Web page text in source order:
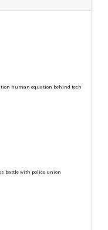
human equation behind technology
battle with police union